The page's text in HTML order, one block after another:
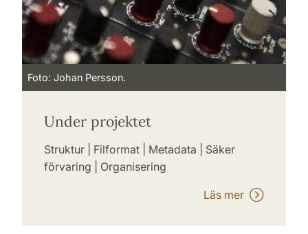
Foto: Johan Persson.
Under projektet
Struktur | Filformat | Metadata | Säker
förvaring | Organisering
Läs mer